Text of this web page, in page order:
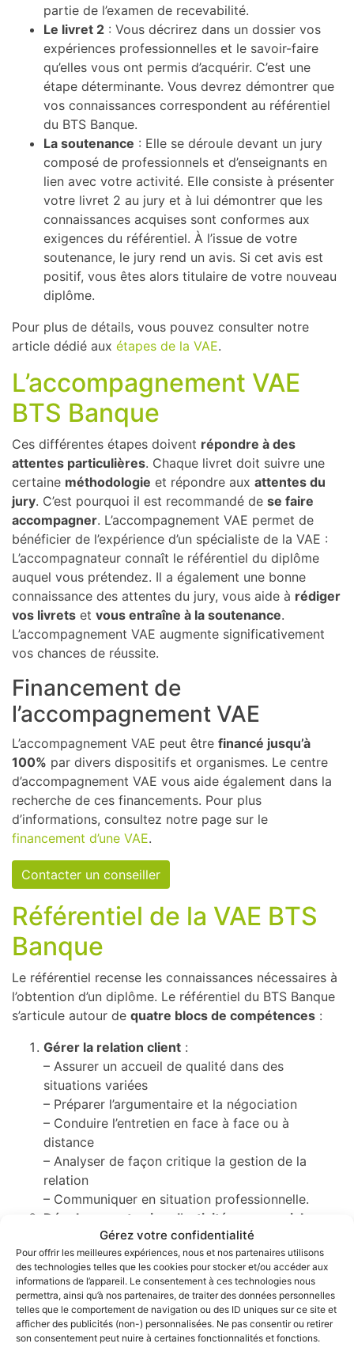
Gérez votre confidentialité
Pour offrir les meilleures expériences, nous et nos partenaires utilisons
des technologies telles que les cookies pour stocker et/ou accéder aux
informations de l’appareil. Le consentement à ces technologies nous
permettra, ainsi qu’à nos partenaires, de traiter des données personnelles
telles que le comportement de navigation ou des ID uniques sur ce site et
afficher des publicités (non-) personnalisées. Ne pas consentir ou retirer
son consentement peut nuire à certaines fonctionnalités et fonctions.
partie de l’examen de recevabilité.
Le livret 2 : Vous décrirez dans un dossier vos
expériences professionnelles et le savoir-faire
qu’elles vous ont permis d’acquérir. C’est une
étape déterminante. Vous devrez démontrer que
vos connaissances correspondent au référentiel
du BTS Banque.
La soutenance : Elle se déroule devant un jury
composé de professionnels et d’enseignants en
lien avec votre activité. Elle consiste à présenter
votre livret 2 au jury et à lui démontrer que les
connaissances acquises sont conformes aux
exigences du référentiel. À l’issue de votre
soutenance, le jury rend un avis. Si cet avis est
positif, vous êtes alors titulaire de votre nouveau
diplôme.
Pour plus de détails, vous pouvez consulter notre
article dédié aux étapes de la VAE.
L’accompagnement VAE
BTS Banque
Ces différentes étapes doivent répondre à des
attentes particulières. Chaque livret doit suivre une
certaine méthodologie et répondre aux attentes du
jury. C’est pourquoi il est recommandé de se faire
accompagner. L’accompagnement VAE permet de
bénéficier de l’expérience d’un spécialiste de la VAE :
L’accompagnateur connaît le référentiel du diplôme
auquel vous prétendez. Il a également une bonne
connaissance des attentes du jury, vous aide à rédiger
vos livrets et vous entraîne à la soutenance.
L’accompagnement VAE augmente significativement
vos chances de réussite.
Financement de
l’accompagnement VAE
L’accompagnement VAE peut être financé jusqu’à
100% par divers dispositifs et organismes. Le centre
d’accompagnement VAE vous aide également dans la
recherche de ces financements. Pour plus
d’informations, consultez notre page sur le
financement d’une VAE.
Contacter un conseiller
Référentiel de la VAE BTS
Banque
Le référentiel recense les connaissances nécessaires à
l’obtention d’un diplôme. Le référentiel du BTS Banque
s’articule autour de quatre blocs de compétences :
Gérer la relation client :
– Assurer un accueil de qualité dans des
situations variées
– Préparer l’argumentaire et la négociation
– Conduire l’entretien en face à face ou à
distance
– Analyser de façon critique la gestion de la
relation
– Communiquer en situation professionnelle.
Développer et suivre l’activité commerciale
– Analyser les situations professionnelles
– Rechercher des solutions aux problèmes posés
ou détectés
– Adapter l’offre faite au client en tenant compte
de sa situation et des objectifs de l’établissement
bancaire tout en respectant les contraintes